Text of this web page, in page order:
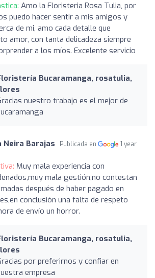
Amo la Floristeria Rosa Tulia, por
puedo hacer sentir a mis amigos y
de mi, amo cada detalle que
amor, con tanta delicadeza siempre
a los míos. Excelente servicio
Bucaramanga, rosatulia,
nuestro trabajo es el mejor de
Neira Barajas Publicada en
1 year
Muy mala experiencia con
mala gestión,no contestan
después de haber pagado en
conclusión una falta de respeto
de envío un horror.
Bucaramanga, rosatulia,
por preferirnos y confiar en
empresa